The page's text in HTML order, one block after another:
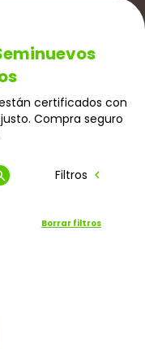
certificados con
Compra seguro
Filtros chevron_left
Borrar filtros